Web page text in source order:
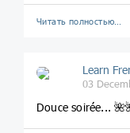
Читать полностью…
Learn
03